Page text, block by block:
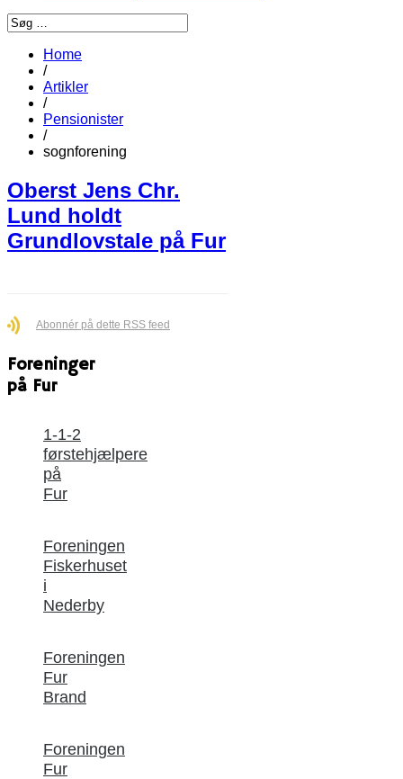
Home
/
Artikler
/
Pensionister
/
sognforening
Oberst Jens Chr.
Lund holdt
Grundlovstale på Fur
Abonnér på dette RSS feed
Foreninger
på Fur
1-1-2
førstehjælpere
på
Fur
Foreningen
Fiskerhuset
i
Nederby
Foreningen
Fur
Brand
Foreningen
Fur